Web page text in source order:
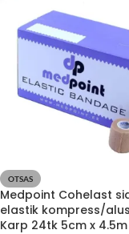
OTSAS
Medpoint Cohelast
elastik kompress/
Karp 24tk 5cm x 4.5m